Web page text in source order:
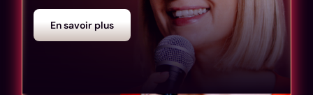
En savoir plus